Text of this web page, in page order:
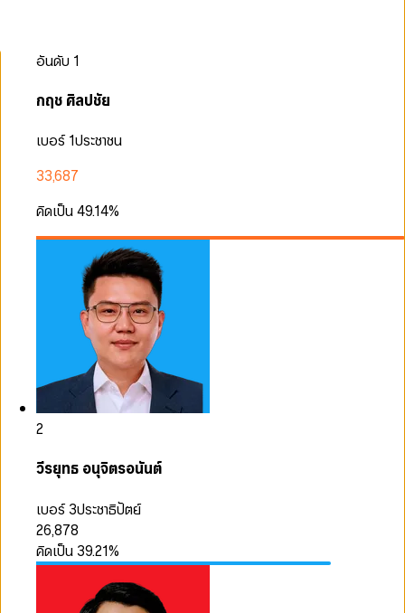
อันดับ 1
กฤช ศิลปชัย
เบอร์ 1ประชาชน
33,687
คิดเป็น49.14%
2
วีรยุทธ อนุจิตรอนันต์
เบอร์ 3ประชาธิปัตย์
26,878
คิดเป็น 39.21%